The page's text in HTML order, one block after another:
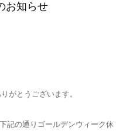
お知らせ
がとうございます。
記の通りゴールデンウィーク休